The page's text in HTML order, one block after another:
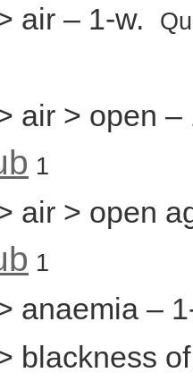
air – 1-w.
air > open –
1
air > open
1
anaemia –
blackness